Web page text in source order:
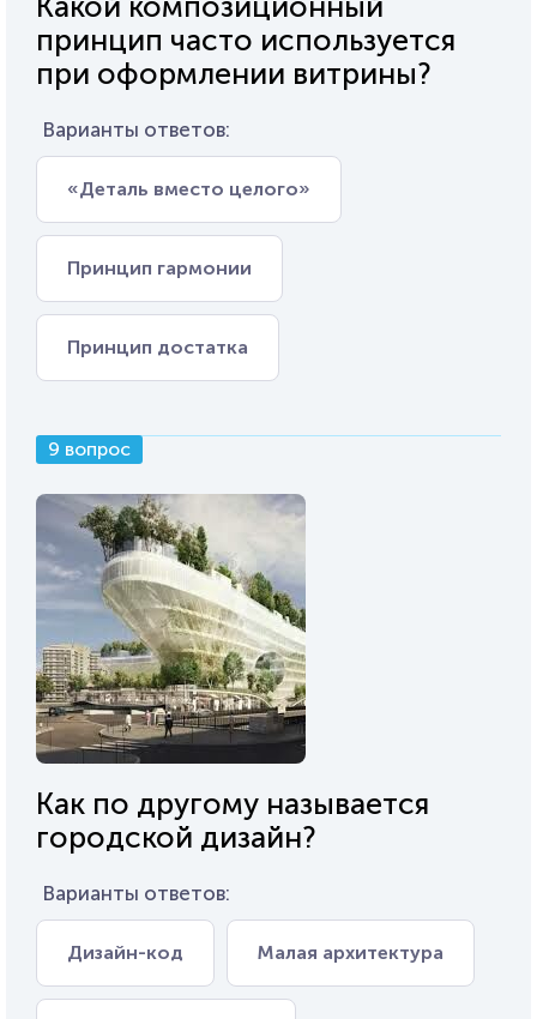
принцип часто используется
при оформлении витрины?
Варианты ответов:
«Деталь вместо целого»
Принцип гармонии
Принцип достатка
9 вопрос
Как по другому называется
городской дизайн?
Варианты ответов:
Дизайн-код Малая архитектура